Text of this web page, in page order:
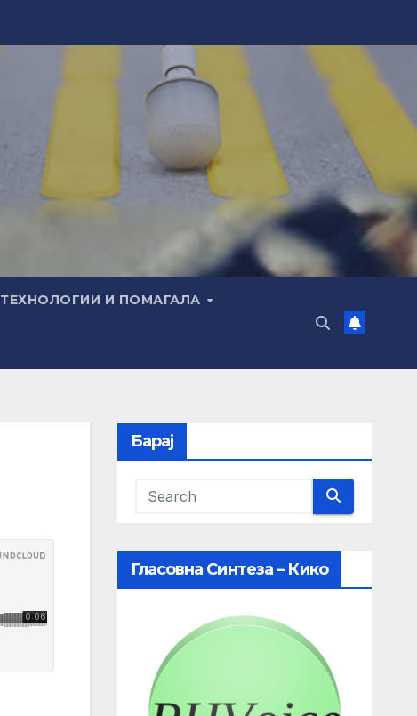
ТЕХНОЛОГИИ И ПОМАГАЛА
Барај
Гласовна Синтеза – Кико